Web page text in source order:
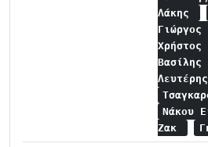
Λάκης
Γιώργος
Χρήστος
Βασίλης
Λευτέρης
Νάκου
Ζακ